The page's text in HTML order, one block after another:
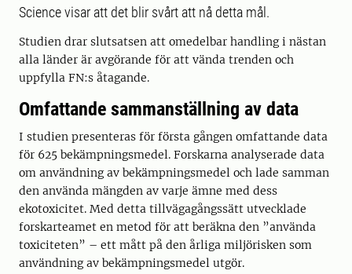
Science visar att det blir svårt att nå detta mål.
Studien drar slutsatsen att omedelbar handling i nästan
alla länder är avgörande för att vända trenden och
uppfylla FN:s åtagande.
Omfattande sammanställning av data
I studien presenteras för första gången omfattande data
för 625 bekämpningsmedel. Forskarna analyserade data
om användning av bekämpningsmedel och lade samman
den använda mängden av varje ämne med dess
ekotoxicitet. Med detta tillvägagångssätt utvecklade
forskarteamet en metod för att beräkna den ”använda
toxiciteten” – ett mått på den årliga miljörisken som
användning av bekämpningsmedel utgör.